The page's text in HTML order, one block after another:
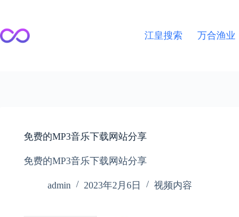
内
容
江皇搜索 万合渔业
免费的MP3音乐下载网站分享
免费的MP3音乐下载网站分享
admin 2023年2月6日 视频内容